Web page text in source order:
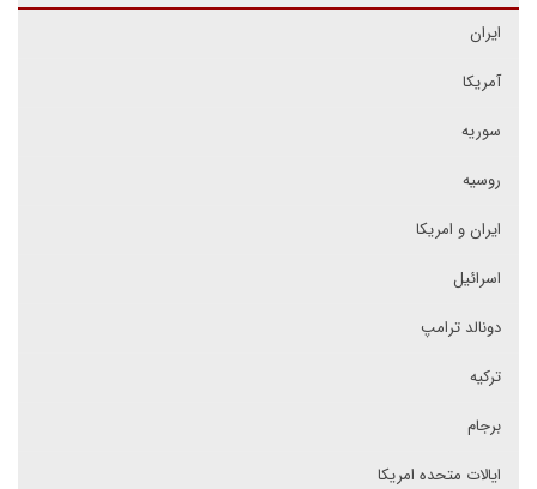
ایران
آمریکا
سوریه
روسیه
ایران و امریکا
اسرائیل
دونالد ترامپ
ترکیه
برجام
ایالات متحده امریکا